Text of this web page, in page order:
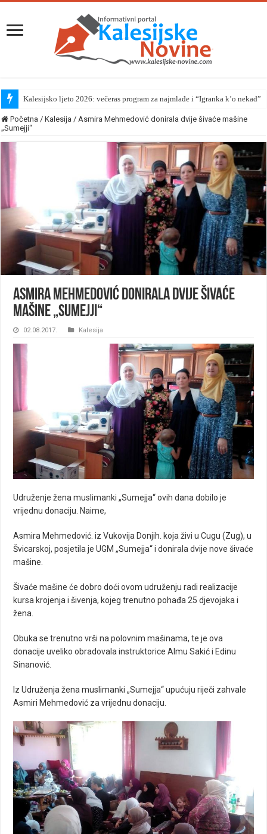
Kalesijsko ljeto 2026: večeras program za najmlađe i “Igranka k’o nekad”
Početna / Kalesija / Asmira Mehmedović donirala dvije šivaće mašine
„Sumejji“
Asmira Mehmedović donirala dvije šivaće
mašine „Sumejji“
02.08.2017. Kalesija
Udruženje žena muslimanki „Sumejja“ ovih dana dobilo je
vrijednu donaciju. Naime,
Asmira Mehmedović. iz Vukovija Donjih. koja živi u Cugu (Zug), u
Švicarskoj, posjetila je UGM „Sumejja“ i donirala dvije nove šivaće
mašine.
Šivaće mašine će dobro doći ovom udruženju radi realizacije
kursa krojenja i šivenja, kojeg trenutno pohađa 25 djevojaka i
žena.
Obuka se trenutno vrši na polovnim mašinama, te je ova
donacije uveliko obradovala instruktorice Almu Sakić i Edinu
Sinanović.
Iz Udruženja žena muslimanki „Sumejja“ upućuju riječi zahvale
Asmiri Mehmedović za vrijednu donaciju.